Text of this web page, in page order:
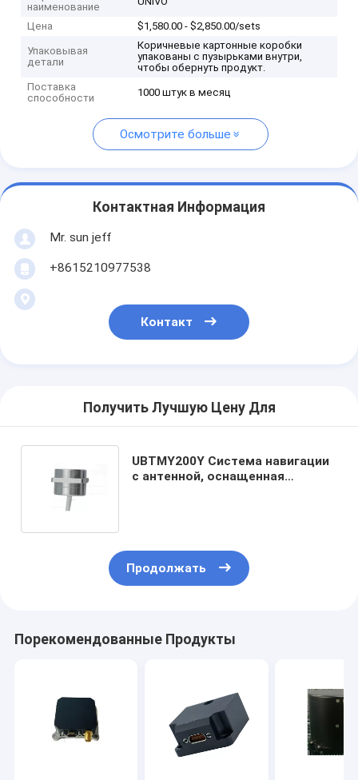
наименование
Цена $1,580.00 - $2,850.00/sets
Упаковывая
детали
Коричневые картонные коробки
упакованы с пузырьками внутри,
чтобы обернуть продукт.
Поставка
способности
1000 штук в месяц
Осмотрите больше
Контактная Информация
Mr. sun jeff
+8615210977538
Контакт
Получить Лучшую Цену Для
UBTMY200Y Система навигации
с антенной, оснащенная
Продолжать
Порекомендованные Продукты